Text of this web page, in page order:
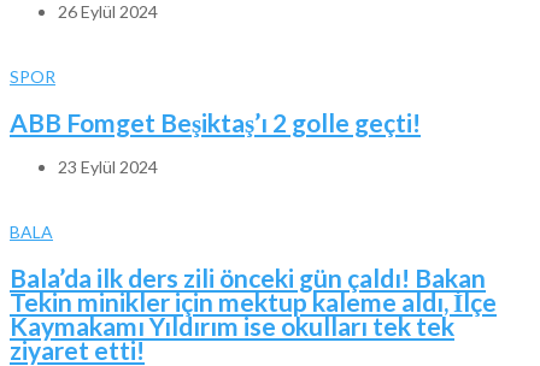
26 Eylül 2024
SPOR
ABB Fomget Beşiktaş’ı 2 golle geçti!
23 Eylül 2024
BALA
Bala’da ilk ders zili önceki gün çaldı! Bakan
Tekin minikler için mektup kaleme aldı, İlçe
Kaymakamı Yıldırım ise okulları tek tek
ziyaret etti!